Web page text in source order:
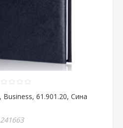
Business, 61.901.20, Сина
241663